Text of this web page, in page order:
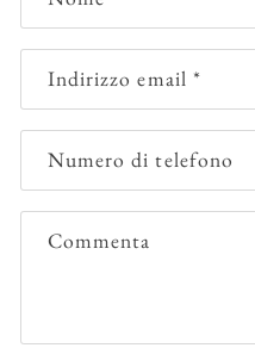
Indirizzo email*
Numero di telefono
Commenta